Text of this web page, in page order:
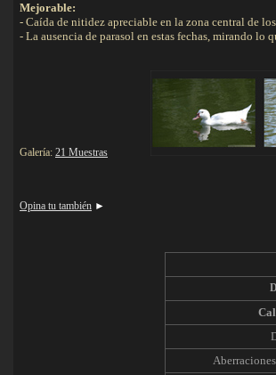
Mejorable:
- Caída de nitidez apreciable en la zona central de
- La ausencia de parasol en estas fechas, mirando lo
Galería: 21 Muestras
Opina tu también ►